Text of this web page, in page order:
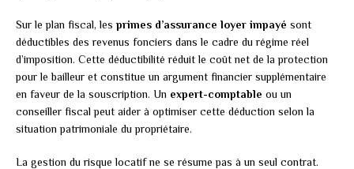
Sur le plan fiscal, les primes d’assurance loyer impayé sont
déductibles des revenus fonciers dans le cadre du régime réel
d’imposition. Cette déductibilité réduit le coût net de la protection
pour le bailleur et constitue un argument financier supplémentaire
en faveur de la souscription. Un expert-comptable ou un
conseiller fiscal peut aider à optimiser cette déduction selon la
situation patrimoniale du propriétaire.
La gestion du risque locatif ne se résume pas à un seul contrat.